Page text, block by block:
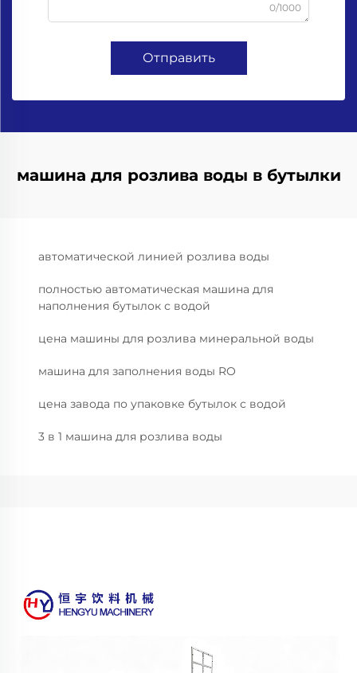
0/1000
Отправить
машина для розлива воды в бутылки
автоматической линией розлива воды
полностью автоматическая машина для
наполнения бутылок с водой
цена машины для розлива минеральной воды
машина для заполнения воды RO
цена завода по упаковке бутылок с водой
3 в 1 машина для розлива воды